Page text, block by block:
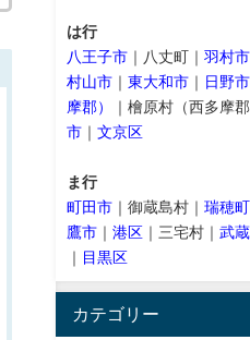
は行
八王子市｜八丈町｜ 羽村市
村山市｜ 東大和市｜ 日野市
摩郡）
｜檜原村（西多摩郡
市｜ 文京区
ま行
町田市｜御蔵島村｜ 瑞穂
鷹市｜ 港区｜三宅村｜ 武
｜ 目黒区
カテゴリー